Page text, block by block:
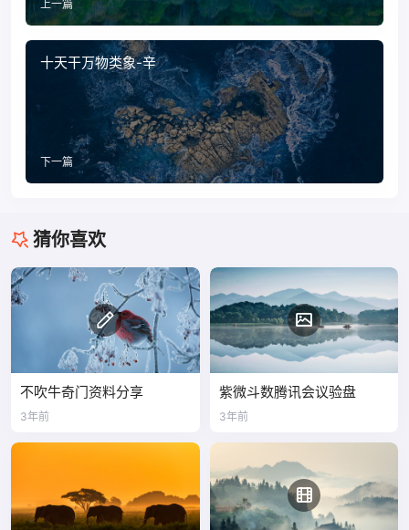
上一篇
十天干万物类象-辛
下一篇
猜你喜欢
不吹牛奇门资料分享
3年前
紫微斗数腾讯会议验盘
3年前